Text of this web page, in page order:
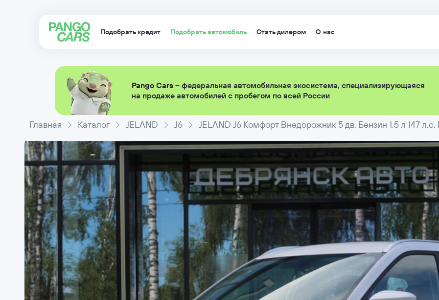
Подобрать кредит Подобрать автомобиль Стать дилером О нас
Pango Cars – федеральная автомобильная экосистема, специализирующаяся
на продаже автомобилей с пробегом по всей России
Главная Каталог JELAND J6 JELAND J6 Комфорт Внедорожник 5 дв. Бензин 1,5 л 147 л.с.